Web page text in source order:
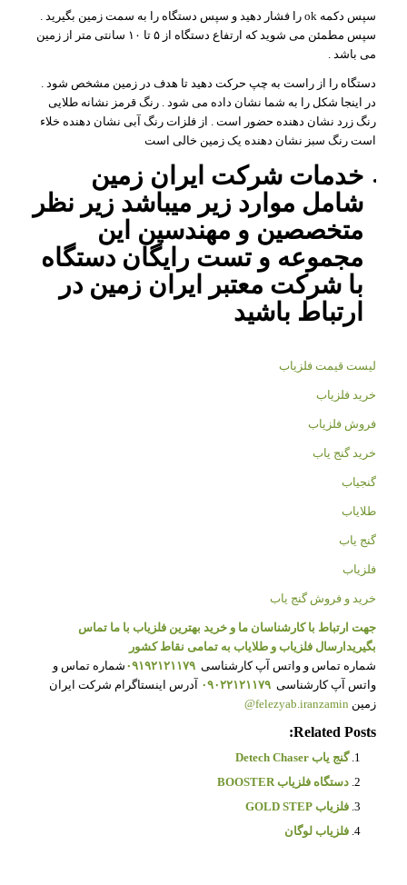
سپس دکمه ok را فشار دهید و سپس دستگاه را به سمت زمین بگیرید .
سپس مطمئن می شوید که ارتفاع دستگاه از ۵ تا ۱۰ سانتی متر از زمین
می باشد .
دستگاه را از راست به چپ حرکت دهید تا هدف در زمین مشخص شود .
در اینجا شکل را به شما نشان داده می شود . رنگ قرمز نشانه طلایی
رنگ زرد نشان دهنده حضور است . از فلزات رنگ آبی نشان دهنده خلاء
است رنگ سبز نشان دهنده یک زمین خالی است
خدمات شرکت ایران زمین
شامل موارد زیر میباشد زیر نظر
متخصصین و مهندسین این
مجموعه و تست رایگان دستگاه
با شرکت معتبر ایران زمین در
ارتباط باشید
لیست قیمت فلزیاب
خرید فلزیاب
فروش فلزیاب
خرید گنج یاب
گنجیاب
طلایاب
گنج یاب
فلزیاب
خرید و فروش گنج یاب
جهت ارتباط با کارشناسان ما و خرید بهترین فلزیاب با ما تماس
بگیریدارسال فلزیاب و طلایاب به تمامی نقاط کشور
شماره تماس و واتس آپ کارشناسی ۰۹۱۹۲۱۲۱۱۷۹ شماره تماس و
واتس آپ کارشناسی ۰۹۰۲۲۱۲۱۱۷۹ آدرس اینستاگرام شرکت ایران
زمین felezyab.iranzamin@
Related Posts:
گنج یاب Detech Chaser
دستگاه فلزیاب BOOSTER
فلزیاب GOLD STEP
فلزیاب لوگان